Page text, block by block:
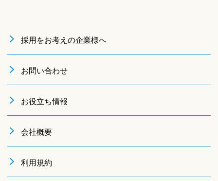
採用をお考えの企業様へ
お問い合わせ
お役立ち情報
会社概要
利用規約